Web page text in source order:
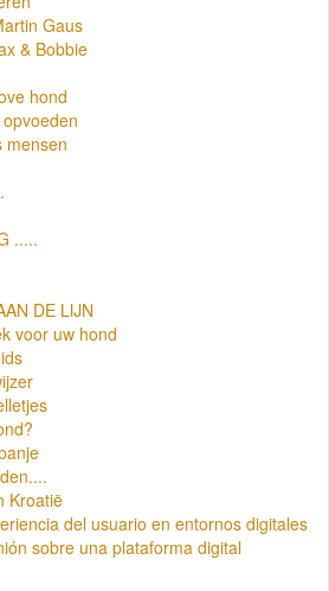
Gaus
& Bobbie
hond
mensen
.....
DE LIJN
voor uw hond
Kroatië
del usuario en entornos digitales
sobre una plataforma digital